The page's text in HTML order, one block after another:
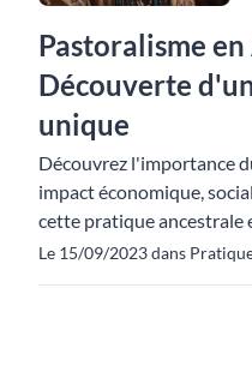
Pastoralisme
Découverte
unique
Découvrez l'importance
impact économique,
cette pratique ancestrale
Le 15/09/2023 dans